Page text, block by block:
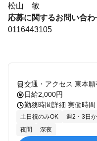
松山 敏
応募に関するお問い合わ
0116443105
交通・アクセス 東本
日給2,000円
土日祝のみOK 週2・3日
夜間
深夜